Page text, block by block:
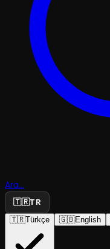
Ara...
🇹🇷TR
🇹🇷Türkçe 🇬🇧English